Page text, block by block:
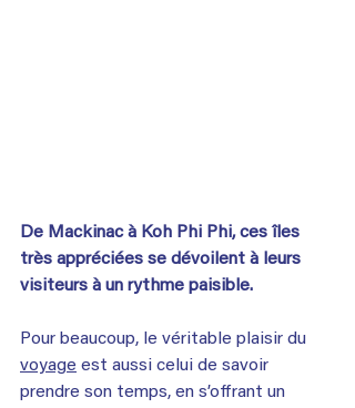
De Mackinac à Koh Phi Phi, ces îles
très appréciées se dévoilent à leurs
visiteurs à un rythme paisible.
Pour beaucoup, le véritable plaisir du
voyage est aussi celui de savoir
prendre son temps, en s’offrant un